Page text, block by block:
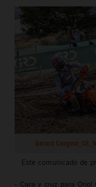
Gerard
Este comunicado de
- Cara y cruz para Oriol